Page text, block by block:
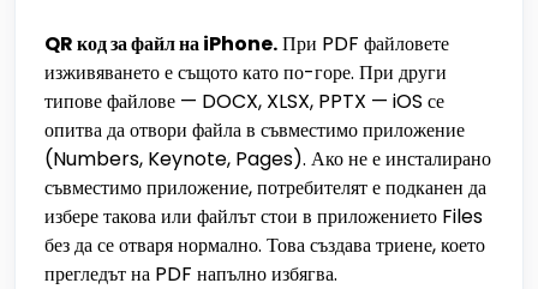
QR код за файл на iPhone.При PDF файловете
изживяването е същото като по-горе. При други
типове файлове — DOCX, XLSX, PPTX — iOS се
опитва да отвори файла в съвместимо приложение
(Numbers, Keynote, Pages). Ако не е инсталирано
съвместимо приложение, потребителят е подканен да
избере такова или файлът стои в приложението Files
без да се отваря нормално. Това създава триене, което
прегледът на PDF напълно избягва.